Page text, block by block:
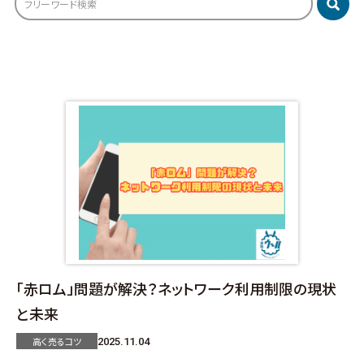
「赤ロム」問題が解決？ネットワーク利用制限の現状
と未来
高く売るコツ 2025.11.04